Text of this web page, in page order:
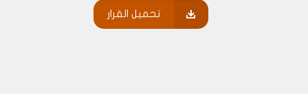
- تدقق مخططات مشاريع الدمج وتعديل الحد الفاصل بين
القطع أو العقارات كما يلي:
تحميل القرار